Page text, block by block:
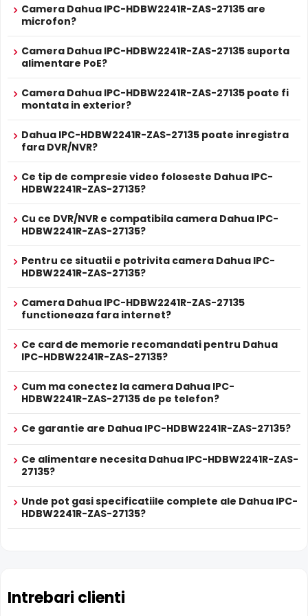
Infrarosu Inteligent (Smart IR)
Infrarosu Inteligent(Smart IR), ce regleaza automat
intensitatea iluminatorului in infrarosu in functie de
distanta obiectului, eliminand riscul de suprasaturare a
imaginii la distante mici.
Microfon Incorporat
incorporatcare permite inregistrarea audio in timp real.
Sunetul se sincronizeaza cu imaginea video, utila pentru
monitorizata.
FunctiaTRUE WDRoferita de senzorul de imagine al
compenseaza atat imaginea din prim plan, cat si
imaginea de fundal, in zone cu contrast puternic de
ALIMENTARE
12V DC / 7.2 W
Alimentare
Da
Se poate alimenta printr-un singur cablu UTP/FTP din
PROSPECT PRODUCATOR
Prospect
* Specificatiile tehnice ale produsului Dahua IPC-HDBW2241R-ZAS-27135
Camera Dahua IPC-HDBW2241R-ZAS-27135 are
microfon?
Camera Dahua IPC-HDBW2241R-ZAS-27135 suporta
alimentare PoE?
Camera Dahua IPC-HDBW2241R-ZAS-27135 poate fi
montata in exterior?
Dahua IPC-HDBW2241R-ZAS-27135 poate inregistra
fara DVR/NVR?
Ce tip de compresie video foloseste Dahua IPC-
HDBW2241R-ZAS-27135?
Cu ce DVR/NVR e compatibila camera Dahua IPC-
HDBW2241R-ZAS-27135?
Pentru ce situatii e potrivita camera Dahua IPC-
HDBW2241R-ZAS-27135?
Camera Dahua IPC-HDBW2241R-ZAS-27135
functioneaza fara internet?
Ce card de memorie recomandati pentru Dahua
IPC-HDBW2241R-ZAS-27135?
Cum ma conectez la camera Dahua IPC-
HDBW2241R-ZAS-27135 de pe telefon?
Ce garantie are Dahua IPC-HDBW2241R-ZAS-27135?
Ce alimentare necesita Dahua IPC-HDBW2241R-ZAS-
27135?
Unde pot gasi specificatiile complete ale Dahua IPC-
HDBW2241R-ZAS-27135?
Intrebari clienti